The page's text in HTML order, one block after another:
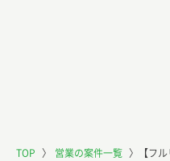
TOP 〉 営業の案件一覧 〉 【フ